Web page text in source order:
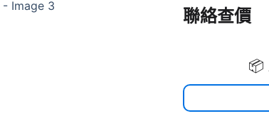
聯絡查價
📦